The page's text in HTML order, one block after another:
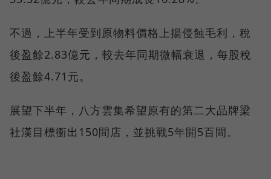
不過，上半年受到原物料價格上揚侵蝕毛利，稅
後盈餘2.83億元，較去年同期微幅衰退，每股稅
後盈餘4.71元。
展望下半年，八方雲集希望原有的第二大品牌梁
社漢目標衝出150間店，並挑戰5年開5百間。